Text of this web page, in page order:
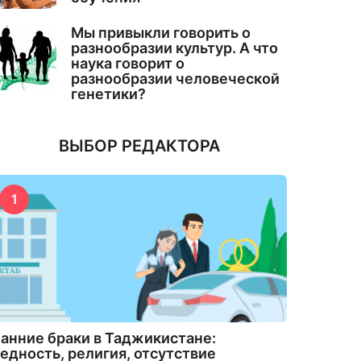
Мы привыкли говорить о
разнообразии культур. А что
наука говорит о
разнообразии человеческой
генетики?
ВЫБОР РЕДАКТОРА
1
браки в Таджикистане:
религия, отсутствие